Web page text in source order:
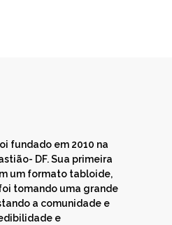
fundado em 2010 na
DF. Sua primeira
um formato tabloide,
tomando uma grande
a comunidade e
e